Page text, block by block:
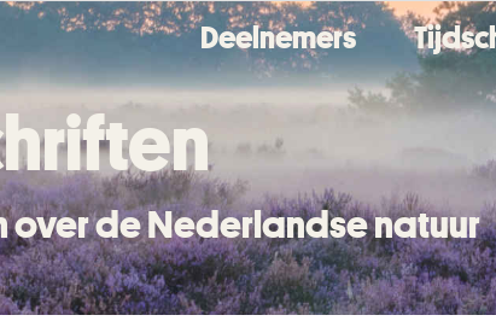
Deelnemers
de Nederlandse natuur